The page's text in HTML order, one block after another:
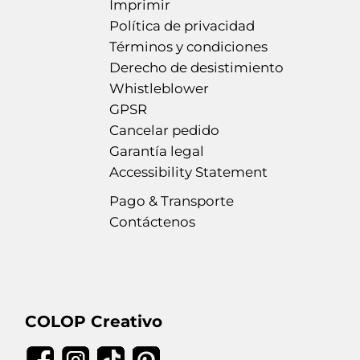
Imprimir
Política de privacidad
Términos y condiciones
Derecho de desistimiento
Whistleblower
GPSR
Cancelar pedido
Garantía legal
Accessibility Statement
Pago & Transporte
Contáctenos
COLOP Creativo